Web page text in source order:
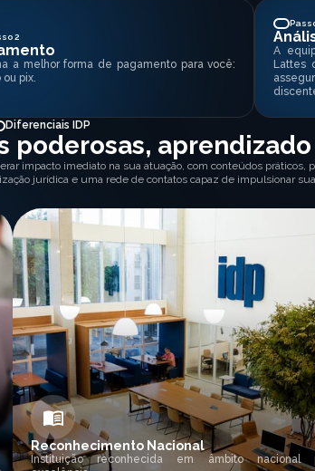
2
a melhor forma de pagamento para você:
ou pix.
A
Lattes
Diferenciais IDP
poderosas,
impacto imediato na sua atuação, com conteúdos práticos,
jurídica e uma rede de contatos capaz de impulsionar
Reconhecimento Nacional
Instituição reconhecida em âmbito nacional